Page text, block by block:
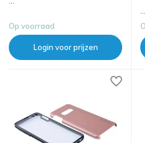
Op voorraad
Login voor prijzen